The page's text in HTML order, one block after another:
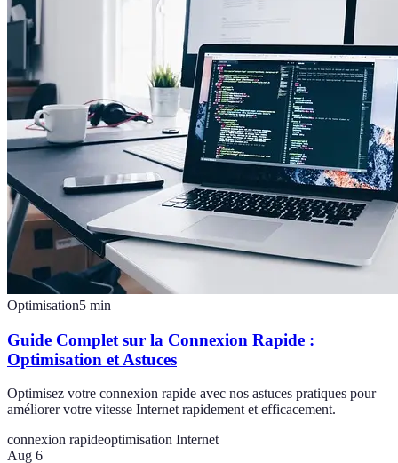
Optimisation5 min
Guide Complet sur la Connexion Rapide :
Optimisation et Astuces
Optimisez votre connexion rapide avec nos astuces pratiques pour
améliorer votre vitesse Internet rapidement et efficacement.
connexion rapideoptimisation Internet
Aug 6